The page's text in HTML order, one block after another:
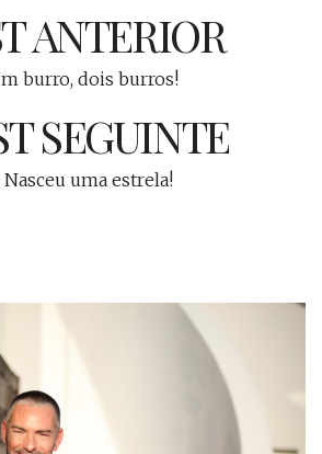
ANTERIOR
burro, dois burros!
SEGUINTE
Nasceu uma estrela!